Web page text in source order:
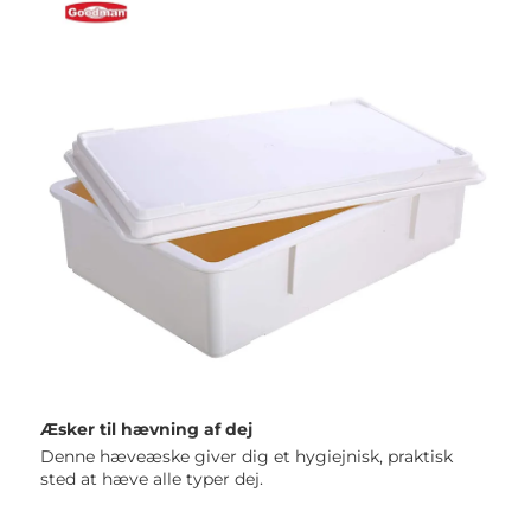
Æsker til hævning af dej
Denne hæveæske giver dig et hygiejnisk, praktisk
sted at hæve alle typer dej.